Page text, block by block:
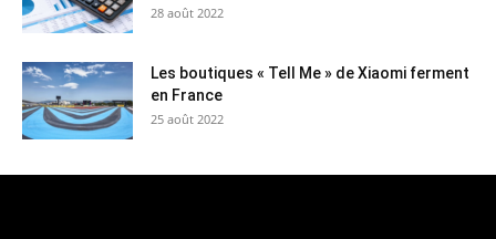
28 août 2022
Les boutiques « Tell Me » de Xiaomi ferment
en France
25 août 2022